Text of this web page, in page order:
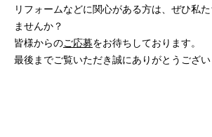
リフォームなどに関心がある方は、ぜひ私
ませんか？
皆様からのご応募をお待ちしております。
最後までご覧いただき誠にありがとうござい